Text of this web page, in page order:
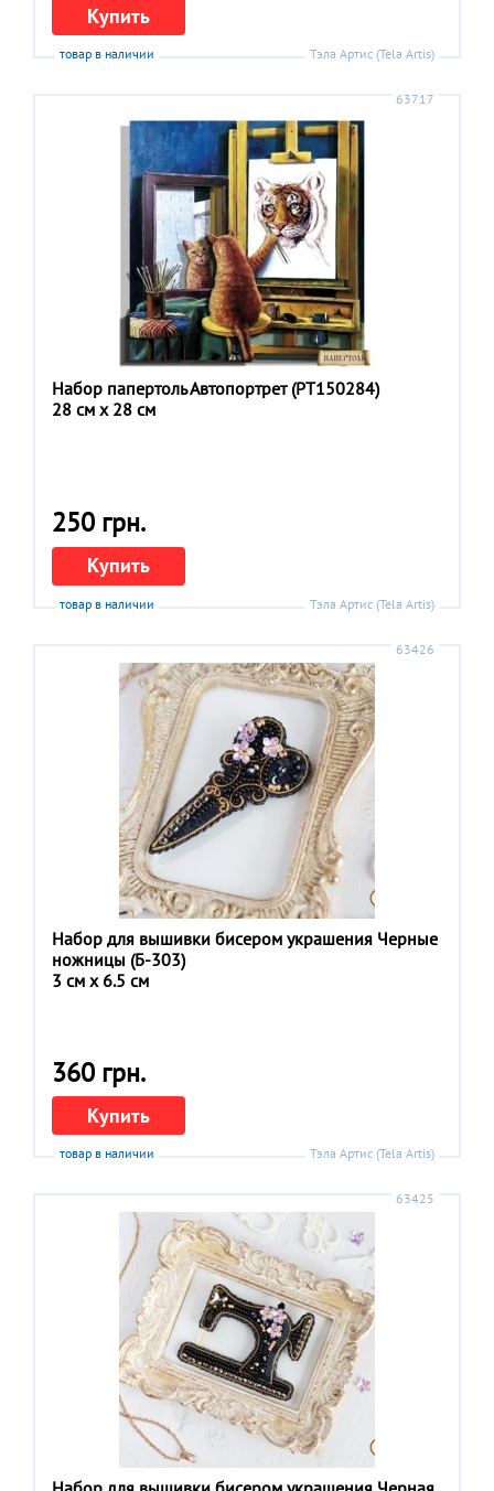
Купить
товар в наличии Тэла Артис (Tela Artis)
63717
Набор папертоль Автопортрет (РТ150284)
28 см x 28 см
250 грн.
Купить
товар в наличии Тэла Артис (Tela Artis)
63426
Набор для вышивки бисером украшения Черные
ножницы (Б-303)
3 см x 6.5 см
360 грн.
Купить
товар в наличии Тэла Артис (Tela Artis)
63425